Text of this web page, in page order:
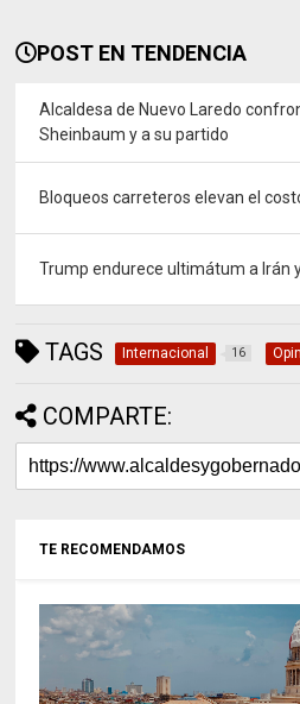
POST EN TENDENCIA
Alcaldesa de Nuevo Laredo
Sheinbaum y a su partido
Bloqueos carreteros elevan el
Trump endurece ultimátum a Irán
TAGS Internacional 16
COMPARTE:
TE RECOMENDAMOS